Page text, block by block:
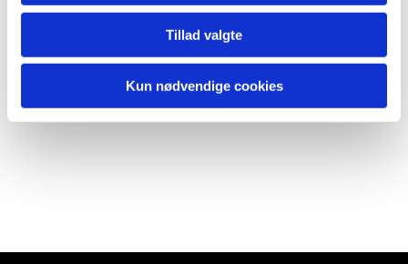
Tillad valgte
Kun nødvendige cookies